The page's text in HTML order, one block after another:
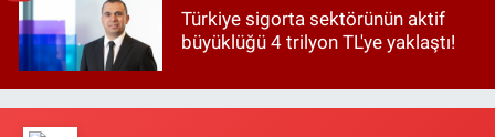
Türkiye sigorta sektörünün aktif
büyüklüğü 4 trilyon TL'ye yaklaştı!